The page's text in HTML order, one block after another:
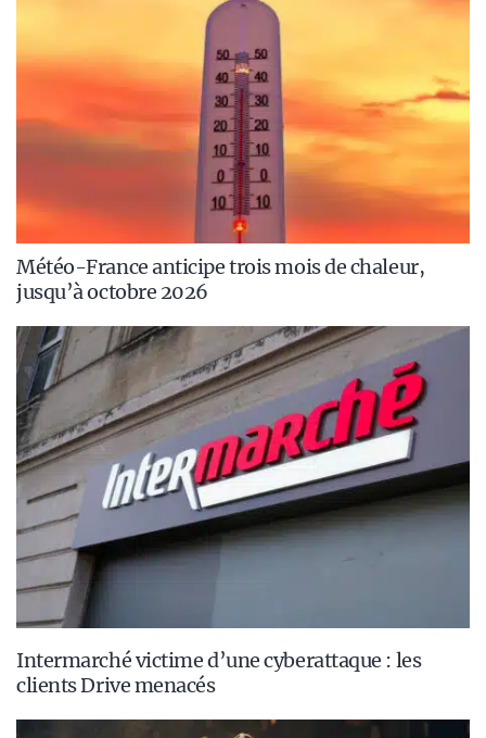
Météo-France anticipe trois mois de chaleur,
jusqu’à octobre 2026
Intermarché victime d’une cyberattaque : les
clients Drive menacés